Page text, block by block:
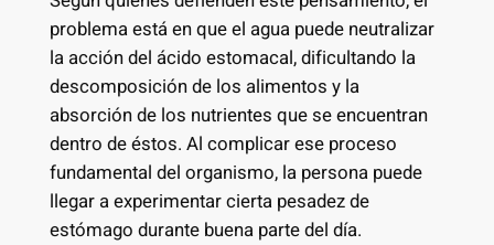
problema está en que el agua puede neutralizar
la acción del ácido estomacal, dificultando la
descomposición de los alimentos y la
absorción de los nutrientes que se encuentran
dentro de éstos. Al complicar ese proceso
fundamental del organismo, la persona puede
llegar a experimentar cierta pesadez de
estómago durante buena parte del día.